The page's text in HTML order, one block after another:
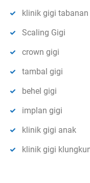
klinik gigi tabanan
Scaling Gigi
crown gigi
tambal gigi
behel gigi
implan gigi
klinik gigi anak
klinik gigi